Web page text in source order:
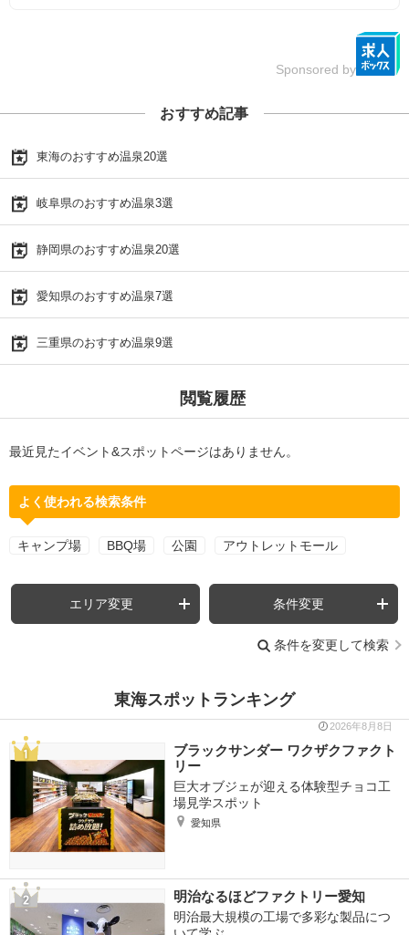
Sponsored by
おすすめ記事
東海のおすすめ温泉20選
岐阜県のおすすめ温泉3選
静岡県のおすすめ温泉20選
愛知県のおすすめ温泉7選
三重県のおすすめ温泉9選
閲覧履歴
最近見たイベント&スポットページはありません。
よく使われる検索条件
キャンプ場 BBQ場 公園 アウトレットモール
エリア変更 条件変更
条件を変更して検索
東海スポットランキング
2026年8月8日
ブラックサンダー ワクザクファクト
リー
巨大オブジェが迎える体験型チョコ工
場見学スポット
愛知県
明治なるほどファクトリー愛知
明治最大規模の工場で多彩な製品につ